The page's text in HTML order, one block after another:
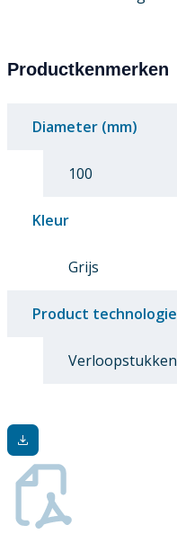
Productkenmerken
Diameter (mm)
100
Kleur
Grijs
Product technologie
Verloopstukken